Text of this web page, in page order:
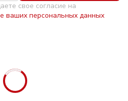
свое согласие на
ваших персональных данных